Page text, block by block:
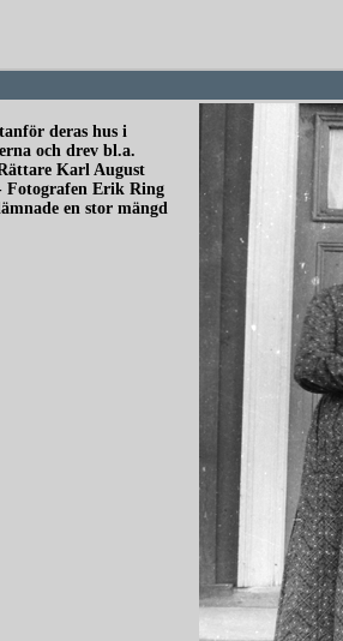
deras hus i
och drev bl.a.
Karl August
Fotografen Erik Ring
en stor mängd